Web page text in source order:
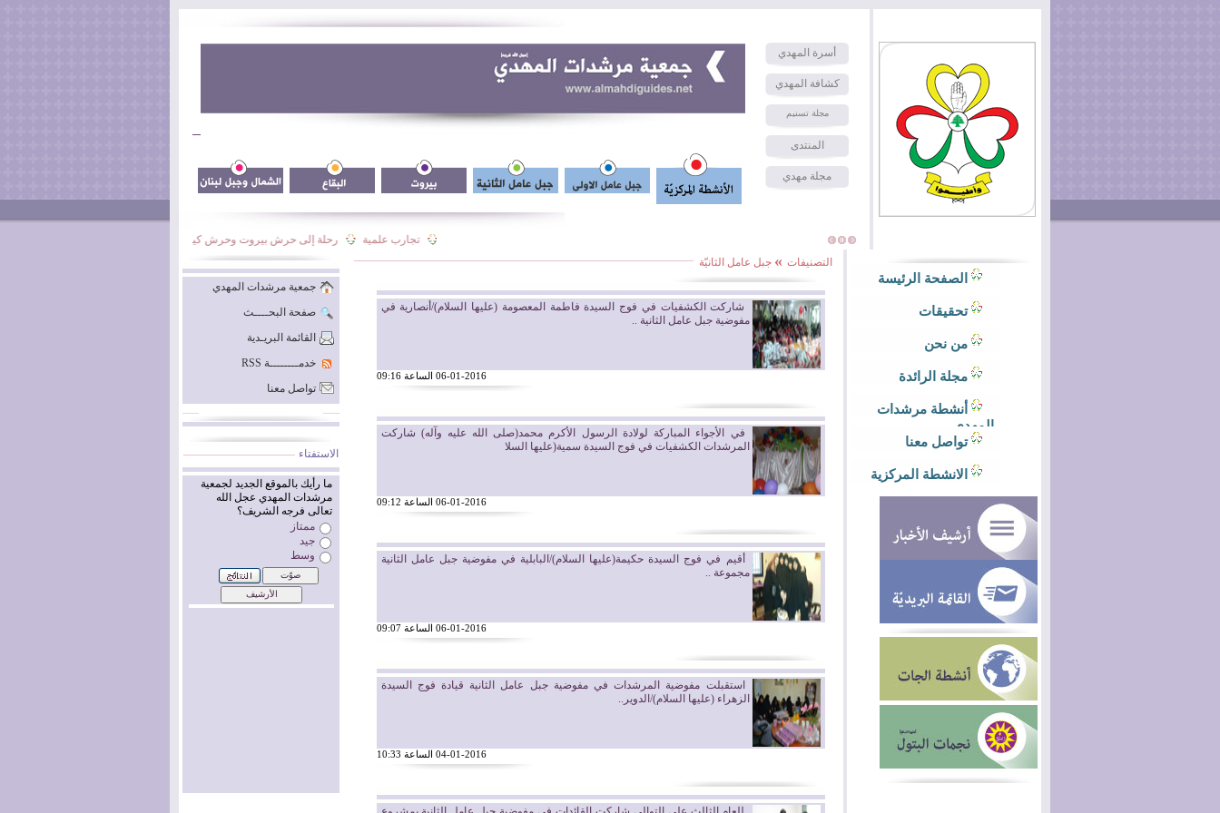
أسرة المهدي
كشافة المهدي
مجلة تسنيم
المنتدى
مجلة مهدي
رحلة إلى حرش بيروت وحرش كيفون تجارب علمية
الصفحة الرئيسة
تحقيقات
من نحن
مجلة الرائدة
أنشطة مرشدات
المهدي
تواصل معنا
الانشطة المركزية
التصنيفات » جبل عامل الثانيّة
شاركت الكشفيات في فوج السيدة فاطمة المعصومة (عليها السلام)/أنصارية في
مفوضية جبل عامل الثانية ..
06-01-2016 الساعة 09:16
في الأجواء المباركة لولادة الرسول الأكرم محمد(صلى الله عليه وآله) شاركت
المرشدات الكشفيات في فوج السيدة سمية(عليها السلا
06-01-2016 الساعة 09:12
أقيم في فوج السيدة حكيمة(عليها السلام)/البابلية في مفوضية جبل عامل الثانية
مجموعة ..
06-01-2016 الساعة 09:07
استقبلت مفوضية المرشدات في مفوضية جبل عامل الثانية قيادة فوج السيدة
الزهراء (عليها السلام)/الدوير..
04-01-2016 الساعة 10:33
جمعية مرشدات المهدي
صفحة البحــــث
القائمة البريـدية
خدمــــــــة RSS
تواصل معنا
الاستفتاء